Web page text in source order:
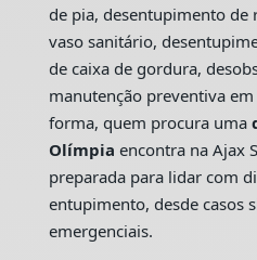
de pia, desentupimento
vaso sanitário,
de caixa de gordura,
manutenção preventiva
forma, quem procura uma
Olímpia encontra na Ajax
preparada para lidar com
entupimento, desde casos
emergenciais.